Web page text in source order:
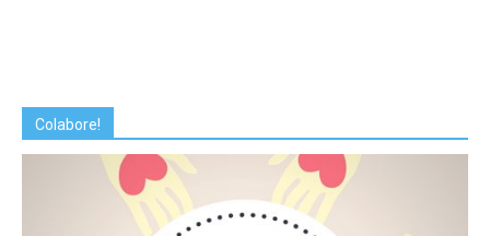
Colabore!